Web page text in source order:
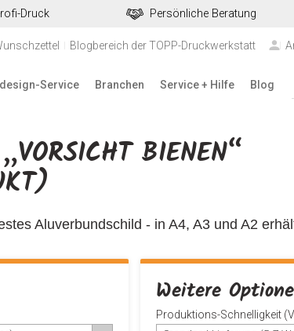
Druck Persönliche Beratung
Blogbereich der TOPP-Druckwerkstatt
Service Branchen Service + Hilfe Blog
BIENEN“
Aluverbundschild - in A4, A3 und A2
Weitere
Produktions-Schnelligkeit